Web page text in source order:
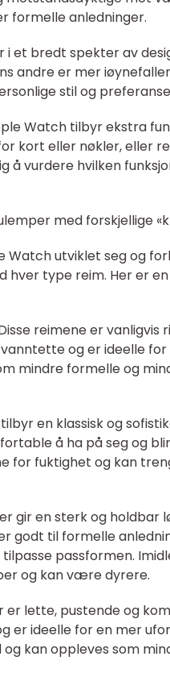
formelle anledninger.
i et bredt spekter av
andre er mer
stil og
Watch tilbyr ekstra
kort eller nøkler, eller
å vurdere hvilken
med forskjellige
utviklet seg og
type reim. Her er
reimene er
og er ideelle
mindre formelle og
en klassisk og
å ha på seg og
for fuktighet og kan
gir en sterk og holdbar
godt til formelle
passformen.
og kan være dyrere.
lette, pustende og
er ideelle for en mer
kan oppleves som